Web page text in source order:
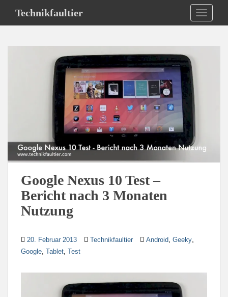
Technikfaultier
Google Nexus 10 Test –
Bericht nach 3 Monaten
Nutzung
20. Februar 2013 Technikfaultier Android Geeky
Google Tablet Test